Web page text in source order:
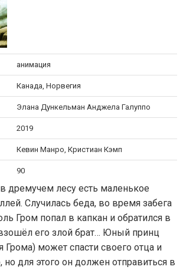
анимация
Канада, Норвегия
Элана Дункельман Анджела Галуппо
2019
Кевин Манро, Кристиан Кэмп
90
дремучем лесу есть маленькое
Случилась беда, во время забега
Гром попал в капкан и обратился в
его злой брат… Юный принц
Грома) может спасти своего отца и
но для этого он должен отправиться в